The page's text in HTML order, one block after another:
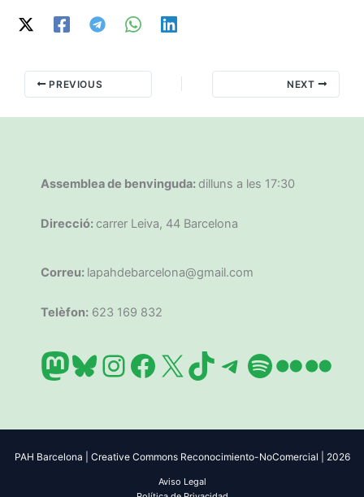
PREVIOUS NEXT
Assemblea de benvinguda: dilluns a les 17:30
Direcció: carrer Leiva, 44 Barcelona
Correu: lapahdebarcelona@gmail.com
Telèfon: 623 169 832
Mastodon
Bluesky
Instagram
Facebook
X TikTok
Telegram
Spotify
Flickr
PAH Barcelona | Creative Commons Reconocimiento-NoComercial | 2026
Aviso Legal